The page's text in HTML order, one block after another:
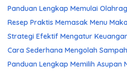
Panduan Lengkap Memulai
Resep Praktis Memasak Menu
Strategi Efektif Mengatur
Cara Sederhana Mengolah
Panduan Lengkap Memilih Asupan